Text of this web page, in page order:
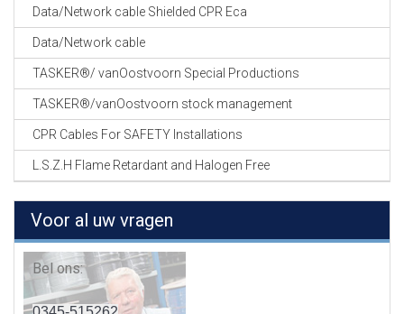
Data/Network cable Shielded CPR Eca
Data/Network cable
TASKER®/ vanOostvoorn Special Productions
TASKER®/vanOostvoorn stock management
CPR Cables For SAFETY Installations
L.S.Z.H Flame Retardant and Halogen Free
Voor al uw vragen
Bel ons: